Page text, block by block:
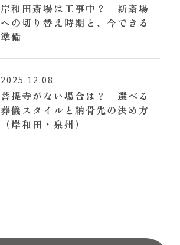
岸和田斎場は工事中？｜新斎場
への切り替え時期と、今できる
準備
2025.12.08
菩提寺がない場合は？｜選べる
葬儀スタイルと納骨先の決め方
（岸和田・泉州）